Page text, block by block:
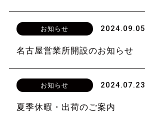
お知らせ 2024.09.05
名古屋営業所開設のお知らせ
お知らせ 2024.07.23
夏季休暇・出荷のご案内